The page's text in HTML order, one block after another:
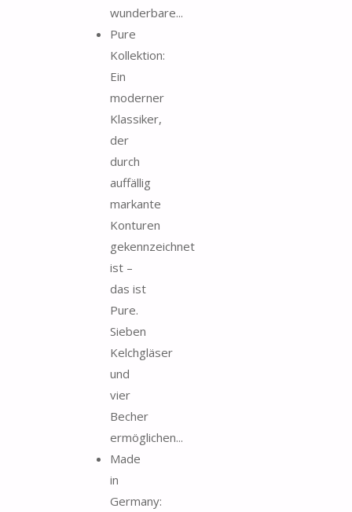
wunderbare...
Pure
Kollektion:
Ein
moderner
Klassiker,
der
durch
auffällig
markante
Konturen
gekennzeichnet
ist –
das ist
Pure.
Sieben
Kelchgläser
und
vier
Becher
ermöglichen...
Made
in
Germany: